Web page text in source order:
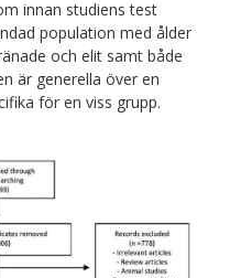
innan studiens test
population med ålder
och elit samt både
är generella över en
för en viss grupp.